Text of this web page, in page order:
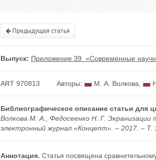
Предыдущая статья
Выпуск: Приложение 39. «Современные
ART 970813 Авторы: М. А. Волкова
Библиографическое описание статьи для
Волкова М. А., Федосеенко Н. Г.
электронный журнал «Концепт». – 2017. – Т.
Аннотация. Статья посвящена